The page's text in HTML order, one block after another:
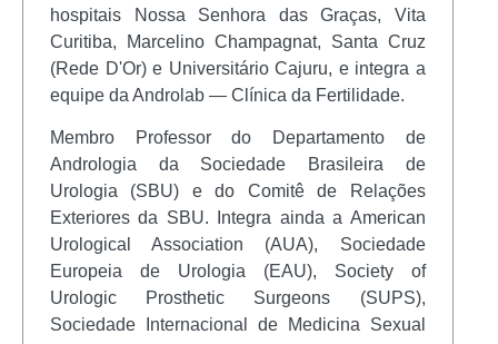
hospitais Nossa Senhora das Graças, Vita
Curitiba, Marcelino Champagnat, Santa Cruz
(Rede D'Or) e Universitário Cajuru, e integra a
equipe da Androlab — Clínica da Fertilidade.
Membro Professor do Departamento de
Andrologia da Sociedade Brasileira de
Urologia (SBU) e do Comitê de Relações
Exteriores da SBU. Integra ainda a American
Urological Association (AUA), Sociedade
Europeia de Urologia (EAU), Society of
Urologic Prosthetic Surgeons (SUPS),
Sociedade Internacional de Medicina Sexual